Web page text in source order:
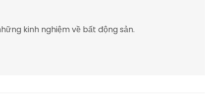
kinh nghiệm về bất động sản.